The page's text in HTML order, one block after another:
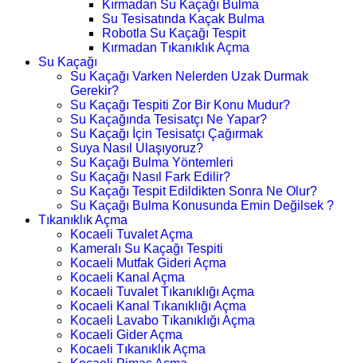
Kırmadan Su Kaçağı Bulma
Su Tesisatında Kaçak Bulma
Robotla Su Kaçağı Tespit
Kırmadan Tıkanıklık Açma
Su Kaçağı
Su Kaçağı Varken Nelerden Uzak Durmak
Gerekir?
Su Kaçağı Tespiti Zor Bir Konu Mudur?
Su Kaçağında Tesisatçı Ne Yapar?
Su Kaçağı İçin Tesisatçı Çağırmak
Suya Nasıl Ulaşıyoruz?
Su Kaçağı Bulma Yöntemleri
Su Kaçağı Nasıl Fark Edilir?
Su Kaçağı Tespit Edildikten Sonra Ne Olur?
Su Kaçağı Bulma Konusunda Emin Değilsek ?
Tıkanıklık Açma
Kocaeli Tuvalet Açma
Kameralı Su Kaçağı Tespiti
Kocaeli Mutfak Gideri Açma
Kocaeli Kanal Açma
Kocaeli Tuvalet Tıkanıklığı Açma
Kocaeli Kanal Tıkanıklığı Açma
Kocaeli Lavabo Tıkanıklığı Açma
Kocaeli Gider Açma
Kocaeli Tıkanıklık Açma